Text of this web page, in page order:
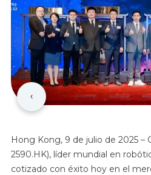
‹
Hong Kong, 9 de julio de 2025 –
2590.HK), líder mundial en
cotizado con éxito hoy en el